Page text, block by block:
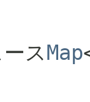
スMap